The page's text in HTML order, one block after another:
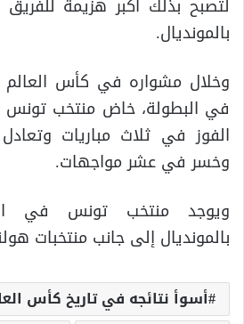
لتصبح بذلك أكبر هزيمة
بالمونديال.
وخلال مشواره في كأس العالم
الفوز في ثلاث مباريات
وخسر في عشر مواجهات.
ويوجد منتخب تونس في
بالمونديال إلى جانب منتخبات
أسوأ نتائجه في تاريخ كأس